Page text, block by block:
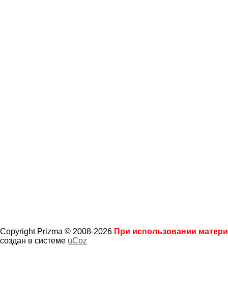
Copyright Prizma © 2008-2026 При использовании
создан в системе uCoz